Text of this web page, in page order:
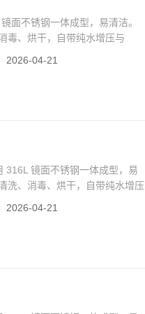
面不锈钢一体成型，易清洁。
毒、烘干，自带纯水增压与
2026-04-21
316L 镜面不锈钢一体成型，易
洗、消毒、烘干，自带纯水增压
2026-04-21